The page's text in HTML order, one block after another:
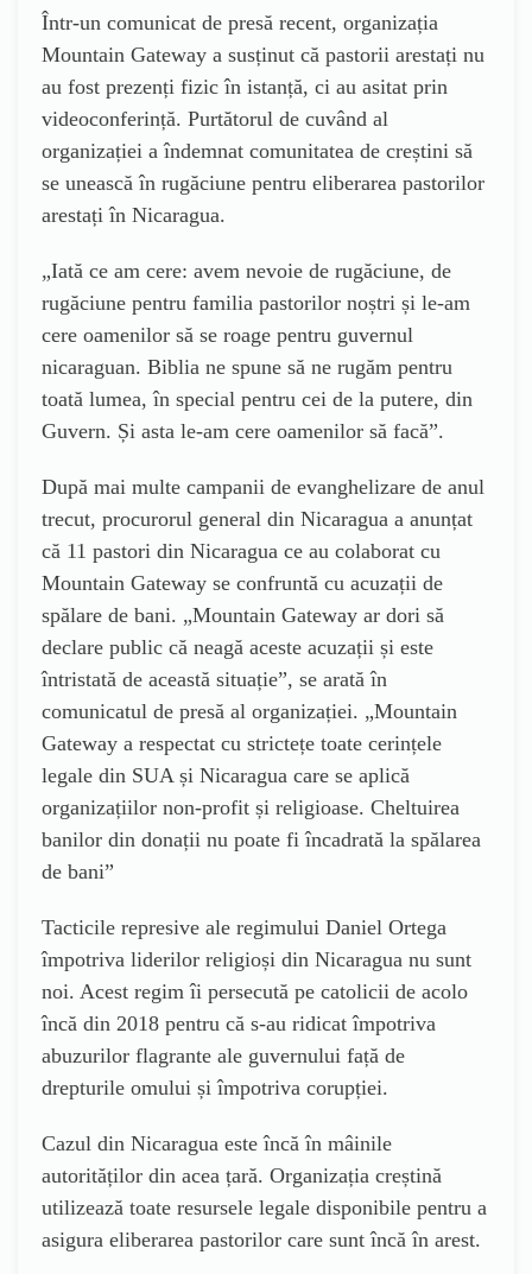
Într-un comunicat de presă recent, organizația
Mountain Gateway a susținut că pastorii arestați nu
au fost prezenți fizic în istanță, ci au asitat prin
videoconferință. Purtătorul de cuvând al
organizației a îndemnat comunitatea de creștini să
se unească în rugăciune pentru eliberarea pastorilor
arestați în Nicaragua.
„Iată ce am cere: avem nevoie de rugăciune, de
rugăciune pentru familia pastorilor noștri și le-am
cere oamenilor să se roage pentru guvernul
nicaraguan. Biblia ne spune să ne rugăm pentru
toată lumea, în special pentru cei de la putere, din
Guvern. Și asta le-am cere oamenilor să facă”.
După mai multe campanii de evanghelizare de anul
trecut, procurorul general din Nicaragua a anunțat
că 11 pastori din Nicaragua ce au colaborat cu
Mountain Gateway se confruntă cu acuzații de
spălare de bani. „Mountain Gateway ar dori să
declare public că neagă aceste acuzații și este
întristată de această situație”, se arată în
comunicatul de presă al organizației. „Mountain
Gateway a respectat cu strictețe toate cerințele
legale din SUA și Nicaragua care se aplică
organizațiilor non-profit și religioase. Cheltuirea
banilor din donații nu poate fi încadrată la spălarea
de bani”
Tacticile represive ale regimului Daniel Ortega
împotriva liderilor religioși din Nicaragua nu sunt
noi. Acest regim îi persecută pe catolicii de acolo
încă din 2018 pentru că s-au ridicat împotriva
abuzurilor flagrante ale guvernului față de
drepturile omului și împotriva corupției.
Cazul din Nicaragua este încă în mâinile
autorităților din acea țară. Organizația creștină
utilizează toate resursele legale disponibile pentru a
asigura eliberarea pastorilor care sunt încă în arest.